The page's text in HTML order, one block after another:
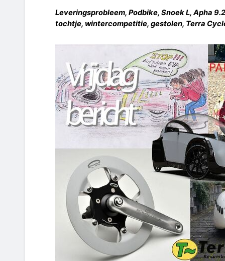
Leveringsprobleem, Podbike, Snoek L, Apha
tochtje, wintercompetitie, gestolen, Terra